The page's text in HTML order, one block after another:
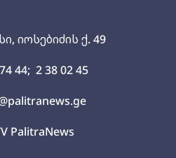
იოსებიძის ქ. 49
44; 2 38 02 45
PalitraNews